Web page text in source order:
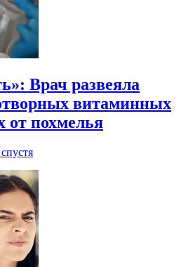
Врач развеяла
витаминных
от похмелья